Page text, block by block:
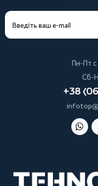
Пн-Пт
Сб-
+38